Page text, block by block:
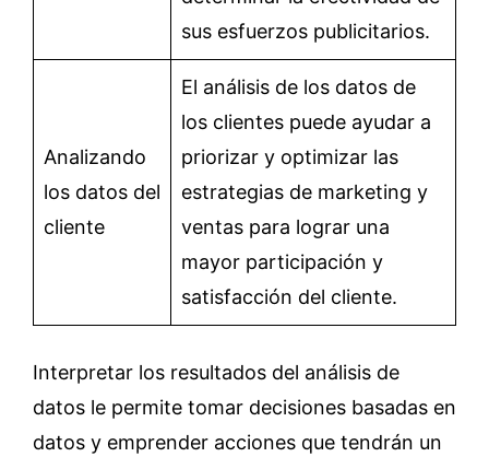
sus esfuerzos publicitarios.
Analizando
los datos del
cliente
El análisis de los datos de
los clientes puede ayudar a
priorizar y optimizar las
estrategias de marketing y
ventas para lograr una
mayor participación y
satisfacción del cliente.
Interpretar los resultados del análisis de
datos le permite tomar decisiones basadas en
datos y emprender acciones que tendrán un